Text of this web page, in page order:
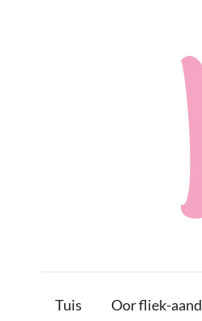
Tuis Oor fliek-aand